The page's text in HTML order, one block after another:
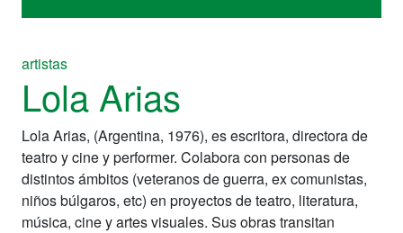
artistas
Lola Arias
Lola Arias, (Argentina, 1976), es escritora, directora de
teatro y cine y performer. Colabora con personas de
distintos ámbitos (veteranos de guerra, ex comunistas,
niños búlgaros, etc) en proyectos de teatro, literatura,
música, cine y artes visuales. Sus obras transitan